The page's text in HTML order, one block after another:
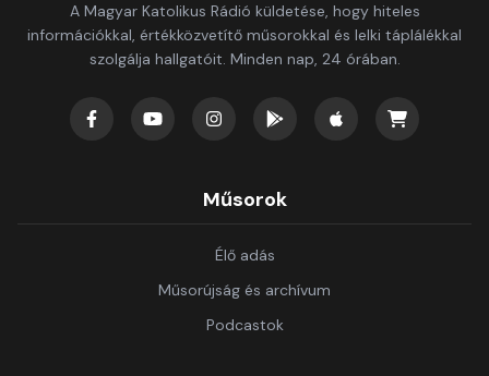
A Magyar Katolikus Rádió küldetése, hogy hiteles
információkkal, értékközvetítő műsorokkal és lelki táplálékkal
szolgálja hallgatóit. Minden nap, 24 órában.
Műsorok
Élő adás
Műsorújság és archívum
Podcastok